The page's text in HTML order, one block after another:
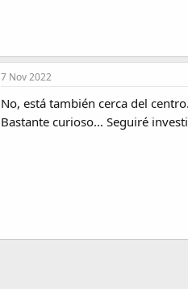
7 Nov 2022
No, está también cerca del
Bastante curioso... Seguiré